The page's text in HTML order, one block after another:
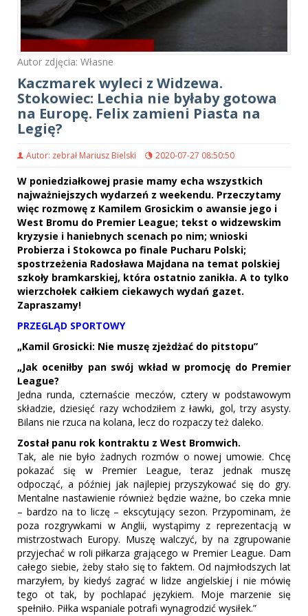
Autor zdjęcia: Własne
Kaczmarek wyleci z Widzewa.
Stokowiec: Lechia nie byłaby gotowa
na Europę. Felix zamieni Piasta na
Legię?
Autor: zebrał Mariusz Bielski 2020-07-27 08:50:50
W poniedziałkowej prasie mamy echa wszystkich
najważniejszych wydarzeń z weekendu. Przeczytamy
więc rozmowę z Kamilem Grosickim o awansie jego i
West Bromu do Premier League; tekst o widzewskim
kryzysie i haniebnych scenach po nim; wnioski
Probierza i Stokowca po finale Pucharu Polski;
spostrzeżenia Radosława Majdana na temat polskiej
szkoły bramkarskiej, która ostatnio zanikła. A to tylko
wierzchołek całkiem ciekawych wydań gazet.
Zapraszamy!
PRZEGLĄD SPORTOWY
„Kamil Grosicki: Nie muszę zjeżdżać do pitstopu”
„Jak oceniłby pan swój wkład w promocję do Premier
League?
Jedna runda, czternaście meczów, cztery w podstawowym
składzie, dziesięć razy wchodziłem z ławki, gol, trzy asysty.
Bilans nie rzuca na kolana, lecz do rozpaczy też daleko.
Został panu rok kontraktu z West Bromwich.
Tak, ale nie było żadnych rozmów o nowej umowie. Chcę
pokazać się w Premier League, teraz jednak muszę
odpocząć, a później jak najlepiej przyszykować się do gry.
Mentalne nastawienie również będzie ważne, bo czeka mnie
– bardzo na to liczę – ekscytujący sezon. Przypominam, że
poza rozgrywkami w Anglii, wystąpimy z reprezentacją w
mistrzostwach Europy. Muszę walczyć, by na zgrupowanie
przyjechać w roli piłkarza grającego w Premier League. Dam
całego siebie, żeby stało się to faktem. Od najmłodszych lat
marzyłem, by kiedyś zagrać w lidze angielskiej i nie mówię
tego ot tak, by pochlapać językiem. Moje marzenie się
spełniło. Piłka wspaniale potrafi wynagrodzić wysiłek.”